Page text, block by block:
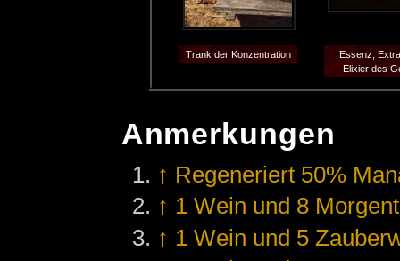
Trank der Konzentration
Essenz,
Elixier des
Anmerkungen
↑ Regeneriert 50%
↑ 1 Wein und 8
↑ 1 Wein und 5